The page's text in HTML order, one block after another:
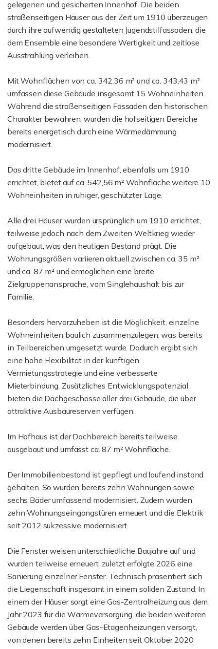
gelegenen und gesicherten Innenhof. Die beiden
straßenseitigen Häuser aus der Zeit um 1910 überzeugen
durch ihre aufwendig gestalteten Jugendstilfassaden, die
dem Ensemble eine besondere Wertigkeit und zeitlose
Ausstrahlung verleihen.
Mit Wohnflächen von ca. 342,36 m² und ca. 343,43 m²
umfassen diese Gebäude insgesamt 15 Wohneinheiten.
Während die straßenseitigen Fassaden den historischen
Charakter bewahren, wurden die hofseitigen Bereiche
bereits energetisch durch eine Wärmedämmung
modernisiert.
Das dritte Gebäude im Innenhof, ebenfalls um 1910
errichtet, bietet auf ca. 542,56 m² Wohnfläche weitere 10
Wohneinheiten in ruhiger, geschützter Lage.
Alle drei Häuser wurden ursprünglich um 1910 errichtet,
teilweise jedoch nach dem Zweiten Weltkrieg wieder
aufgebaut, was den heutigen Bestand prägt. Die
Wohnungsgrößen variieren aktuell zwischen ca. 35 m²
und ca. 87 m² und ermöglichen eine breite
Zielgruppenansprache, vom Singlehaushalt bis zur
Familie.
Besonders hervorzuheben ist die Möglichkeit, einzelne
Wohneinheiten baulich zusammenzulegen, was bereits
in Teilbereichen umgesetzt wurde. Dadurch ergibt sich
eine hohe Flexibilität in der künftigen
Vermietungsstrategie und eine verbesserte
Mieterbindung. Zusätzliches Entwicklungspotenzial
bieten die Dachgeschosse aller drei Gebäude, die über
attraktive Ausbaureserven verfügen.
Im Hofhaus ist der Dachbereich bereits teilweise
ausgebaut und umfasst ca. 87 m² Wohnfläche.
Der Immobilienbestand ist gepflegt und laufend instand
gehalten. So wurden bereits zehn Wohnungen sowie
sechs Bäder umfassend modernisiert. Zudem wurden
zehn Wohnungseingangstüren erneuert und die Elektrik
seit 2012 sukzessive modernisiert.
Die Fenster weisen unterschiedliche Baujahre auf und
wurden teilweise erneuert; zuletzt erfolgte 2026 eine
Sanierung einzelner Fenster. Technisch präsentiert sich
die Liegenschaft insgesamt in einem soliden Zustand: In
einem der Häuser sorgt eine Gas-Zentralheizung aus dem
Jahr 2023 für die Wärmeversorgung, die beiden weiteren
Gebäude werden über Gas-Etagenheizungen versorgt,
von denen bereits zehn Einheiten seit Oktober 2020